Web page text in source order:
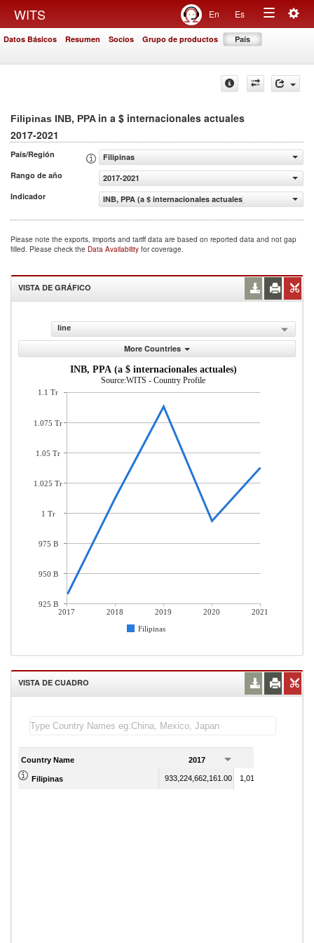
WITS En Es
Toggle
Datos Básicos Resumen Socios Grupo de productos País
Filipinas INB, PPA in a $ internacionales actuales
2017-2021
País/Región
Filipinas
Rango de año
2017-2021
Indicador
INB, PPA (a $ internacionales actuales)
Please note the exports, imports and tariff data are based on reported data and not gap
filled. Please check the Data Availability for coverage.
VISTA DE GRÁFICO
line
More Countries
INB, PPA (a $ internacionales actuales)
Source:WITS - Country Profile
2017 2018 2019 2020
2021
Filipinas
1.1 Tr
1.075 Tr
1.05 Tr
1.025 Tr
1 Tr
975 B
950 B
925 B
VISTA DE CUADRO
Country Name 2017
Filipinas 933,224,662,161.00 1,012,413,782,787.00